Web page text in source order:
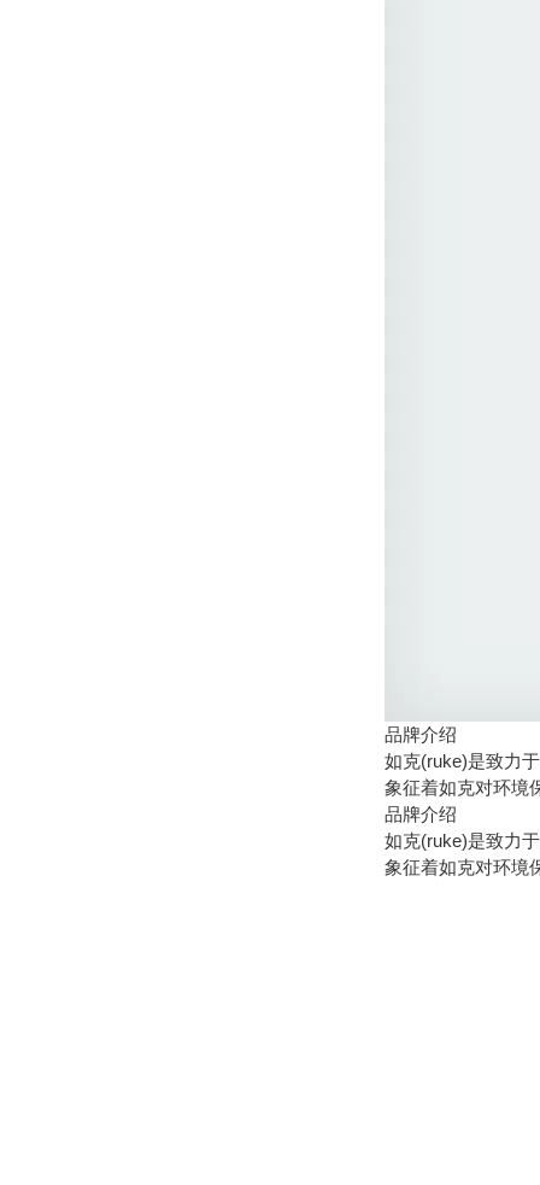
品牌介绍
如克(ruke)是致力
象征着如克对环境
品牌介绍
如克(ruke)是致力
象征着如克对环境